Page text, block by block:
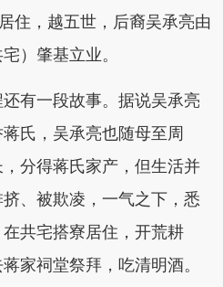
住，越五世，后裔吴承亮由
）肇基立业。
有一段故事。据说吴承亮
氏，吴承亮也随母至周
分得蒋氏家产，但生活并
、被欺凌，一气之下，悉
共宅搭寮居住，开荒耕
家祠堂祭拜，吃清明酒。